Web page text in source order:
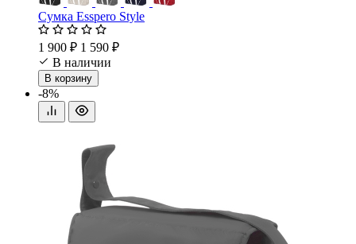
Сумка Esspero Style
1 900 ₽ 1 590 ₽
В наличии
В корзину
-8%